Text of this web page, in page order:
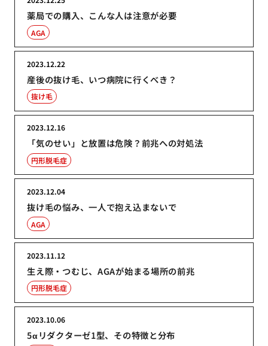
薬局での購入、こんな人は注意が必要
AGA
産後の抜け毛、いつ病院に行くべき？
2023.12.22
抜け毛
「気のせい」と放置は危険？前兆への対処法
2023.12.16
円形脱毛症
抜け毛の悩み、一人で抱え込まないで
2023.12.04
AGA
生え際・つむじ、AGAが始まる場所の前兆
2023.11.12
円形脱毛症
5αリダクターゼ1型、その特徴と分布
2023.10.06